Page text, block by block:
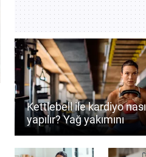
Kettlebell ile kardiyo nasıl
yapılır? Yağ yakımını
destekleyen antrenman
rehberi